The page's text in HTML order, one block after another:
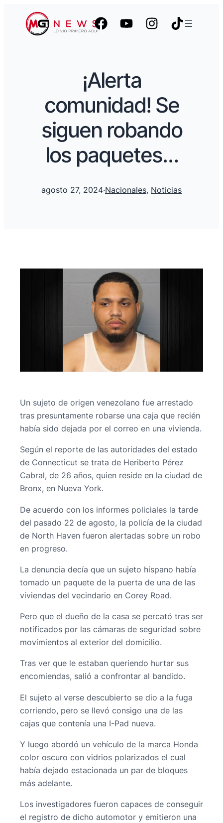
¡Alerta
comunidad! Se
siguen robando
los paquetes…
agosto 27, 2024·Nacionales, Noticias
Un sujeto de origen venezolano fue arrestado
tras presuntamente robarse una caja que recién
había sido dejada por el correo en una vivienda.
Según el reporte de las autoridades del estado
de Connecticut se trata de Heriberto Pérez
Cabral, de 26 años, quien reside en la ciudad de
Bronx, en Nueva York.
De acuerdo con los informes policiales la tarde
del pasado 22 de agosto, la policía de la ciudad
de North Haven fueron alertadas sobre un robo
en progreso.
La denuncia decía que un sujeto hispano había
tomado un paquete de la puerta de una de las
viviendas del vecindario en Corey Road.
Pero que el dueño de la casa se percató tras ser
notificados por las cámaras de seguridad sobre
movimientos al exterior del domicilio.
Tras ver que le estaban queriendo hurtar sus
encomiendas, salió a confrontar al bandido.
El sujeto al verse descubierto se dio a la fuga
corriendo, pero se llevó consigo una de las
cajas que contenía una I-Pad nueva.
Y luego abordó un vehículo de la marca Honda
color oscuro con vidrios polarizados el cual
había dejado estacionada un par de bloques
más adelante.
Los investigadores fueron capaces de conseguir
el registro de dicho automotor y emitieron una